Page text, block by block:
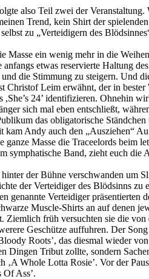
also Teil zwei der
Trend, kein Shirt der
zu „Verteidigern des
Masse ein wenig mehr in die
etwas reservierte Haltung
die Stimmung zu steigern. Und
Leim erwähnt, der in
24’ identifizieren. Ohnehin
sich mal eben entschließt,
das obligatorische
Andy auch den „Ausziehen“
Masse die Traceelords
symphatische Band, zieht euch die
der Bühne verschwanden
der Verteidiger des Blödsinns
genannte Verteidiger
Muscle-Shirts an auf
früh versuchten sie die
Geschütze auffuhren. Der
Roots’, das diesmal wieder
Dingen Tribut zollte, sondern
Whole Lotta Rosie’. Vor der
Of Ass’.